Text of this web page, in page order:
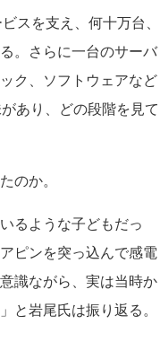
スを支え、何十万台、
。さらに一台のサーバ
ク、ソフトウェアなど
あり、どの段階を見て
のか。
るような子どもだっ
ピンを突っ込んで感電
識ながら、実は当時か
と岩尾氏は振り返る。